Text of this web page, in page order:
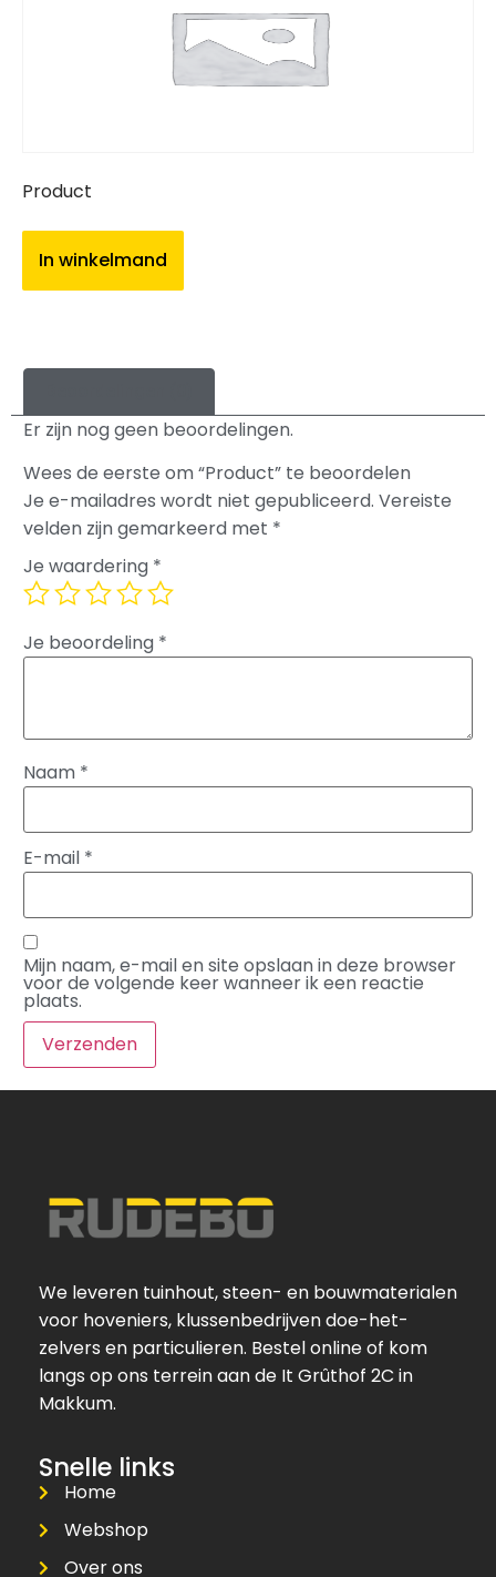
Product
In winkelmand
Er zijn nog geen beoordelingen.
Wees de eerste om “Product” te beoordelen
Je e-mailadres wordt niet gepubliceerd. Vereiste
velden zijn gemarkeerd met *
Je waardering *
Je beoordeling *
Naam *
E-mail *
Mijn naam, e-mail en site opslaan in deze browser
voor de volgende keer wanneer ik een reactie
plaats.
We leveren tuinhout, steen- en bouwmaterialen
voor hoveniers, klussenbedrijven doe-het-
zelvers en particulieren. Bestel online of kom
langs op ons terrein aan de It Grûthof 2C in
Makkum.
Snelle links
Home
Webshop
Over ons